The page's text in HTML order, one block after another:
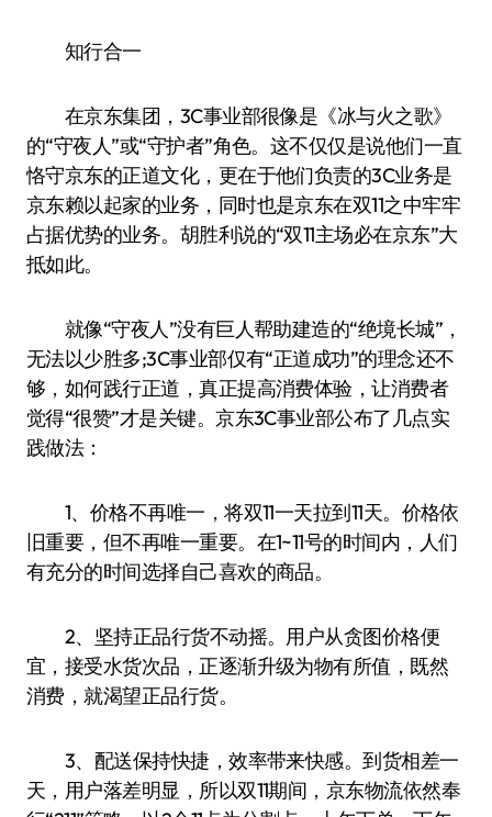
知行合一
在京东集团，3C事业部很像是《冰与火之歌》
的“守夜人”或“守护者”角色。这不仅仅是说他们一直
恪守京东的正道文化，更在于他们负责的3C业务是
京东赖以起家的业务，同时也是京东在双11之中牢牢
占据优势的业务。胡胜利说的“双11主场必在京东”大
抵如此。
就像“守夜人”没有巨人帮助建造的“绝境长城”，
无法以少胜多;3C事业部仅有“正道成功”的理念还不
够，如何践行正道，真正提高消费体验，让消费者
觉得“很赞”才是关键。京东3C事业部公布了几点实
践做法：
1、价格不再唯一，将双11一天拉到11天。价格依
旧重要，但不再唯一重要。在1~11号的时间内，人们
有充分的时间选择自己喜欢的商品。
2、坚持正品行货不动摇。用户从贪图价格便
宜，接受水货次品，正逐渐升级为物有所值，既然
消费，就渴望正品行货。
3、配送保持快捷，效率带来快感。到货相差一
天，用户落差明显，所以双11期间，京东物流依然奉